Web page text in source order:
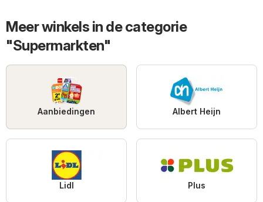
Meer winkels in de categorie
"Supermarkten"
Aanbiedingen Albert Heijn
Lidl Plus